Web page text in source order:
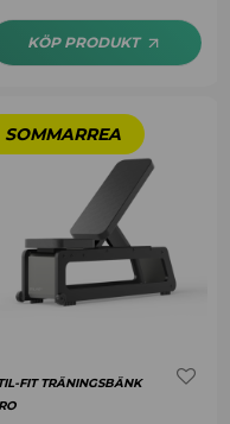
KÖP PRODUKT
FIT TRÄNINGSBÄNK